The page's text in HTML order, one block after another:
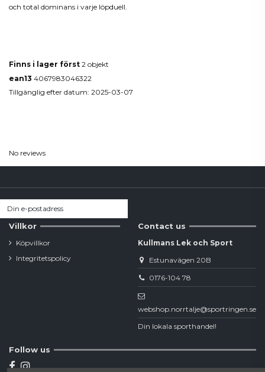
och total dominans i varje löpduell.
Finns i lager först 2 objekt
ean13 4067983046322
Tillgänglig efter datum: 2025-03-07
No reviews
Villkor
Köpvillkor
Integritetspolicy
Contact us
Kullmans Lek och Sport
Estunavägen 20B
0176-104 78
webshop.norrtalje@sportringen.se
Din lokala sporthandel!
Follow us